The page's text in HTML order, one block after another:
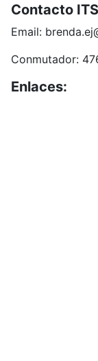
Contacto
Email:
Conmutador:
Enlaces: